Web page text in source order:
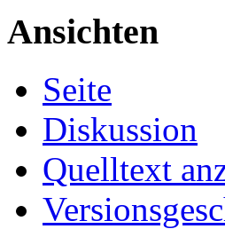
Ansichten
Seite
Diskussion
Quelltext